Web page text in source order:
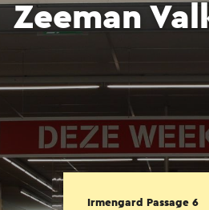
Zeeman
Irmengard Passage 6